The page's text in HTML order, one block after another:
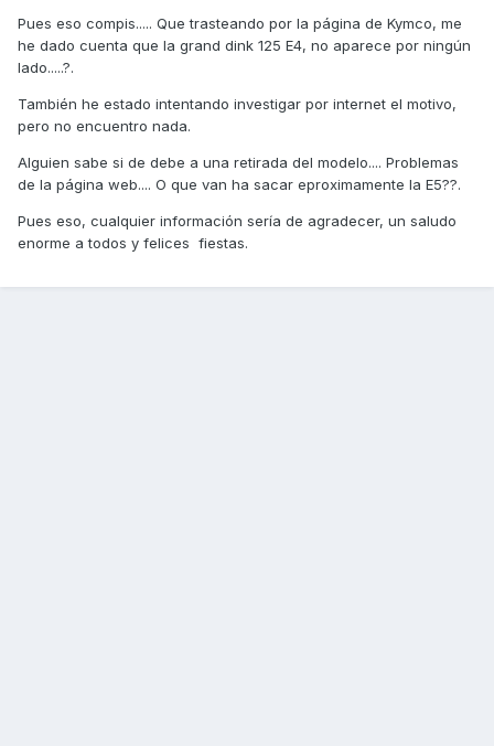
Pues eso compis..... Que trasteando por la página de Kymco, me
he dado cuenta que la grand dink 125 E4, no aparece por ningún
lado.....?.
También he estado intentando investigar por internet el motivo,
pero no encuentro nada.
Alguien sabe si de debe a una retirada del modelo.... Problemas
de la página web.... O que van ha sacar eproximamente la E5??.
Pues eso, cualquier información sería de agradecer, un saludo
enorme a todos y felices fiestas.